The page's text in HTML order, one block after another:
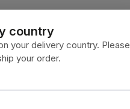
country
your delivery country. Please
your order.